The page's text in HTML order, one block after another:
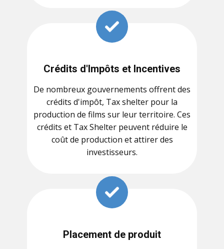
Crédits d'Impôts et Incentives
De nombreux gouvernements offrent des
crédits d'impôt, Tax shelter pour la
production de films sur leur territoire. Ces
crédits et Tax Shelter peuvent réduire le
coût de production et attirer des
investisseurs.
Placement de produit